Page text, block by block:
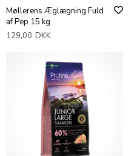
Møllerens Æglægning Fuld
af Pep 15 kg
129,00 DKK